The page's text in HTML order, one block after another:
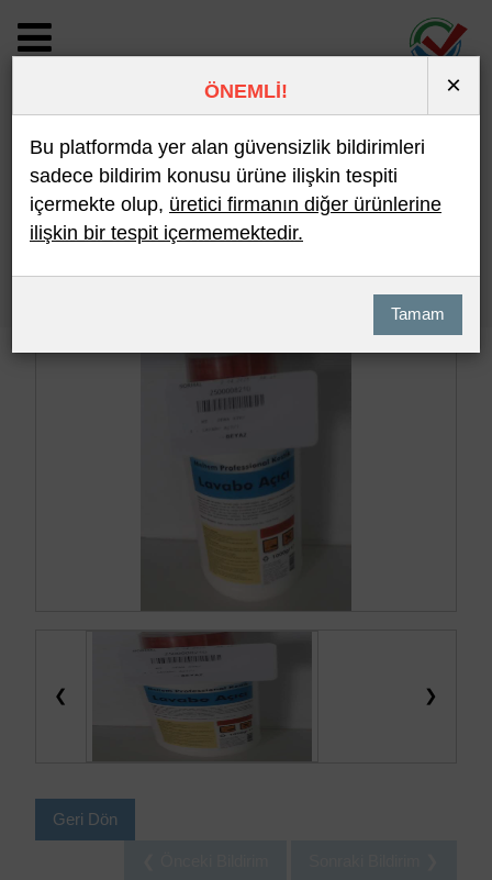
BİLDİRİM DETAYI
Son 10 Bildirim En Çok İncelenen
❮ ❯
Geri Dön
ÖNEMLİ! ×
Bu platformda yer alan güvensizlik bildirimleri
sadece bildirim konusu ürüne ilişkin tespiti
içermekte olup, üretici firmanın diğer ürünlerine
ilişkin bir tespit içermemektedir.
Tamam